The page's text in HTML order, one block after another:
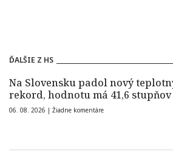
ĎALŠIE Z HS
Na Slovensku padol nový
rekord, hodnotu má 41,6 stupňov
06. 08. 2026 | Žiadne komentáre